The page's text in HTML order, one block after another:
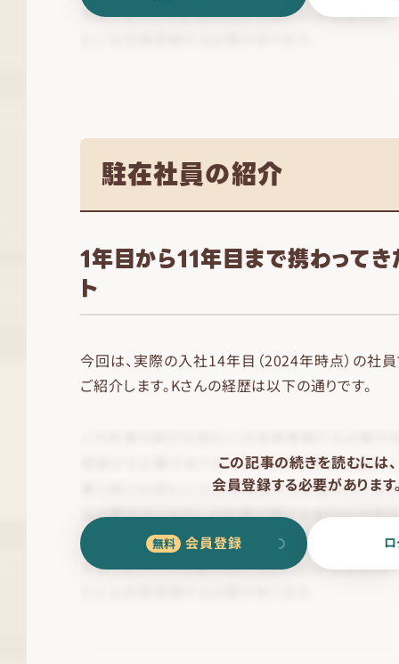
駐在社員の紹介
1年目から11年目まで携わって
ト
今回は、実際の入社14年目（2024年時点）の社
ご紹介します。Kさんの経歴は以下の通りです。
この記事の続きを読むには、
会員登録する必要があります
会員登録